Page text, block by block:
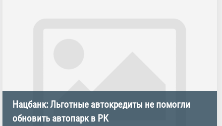
Нацбанк: Льготные автокредиты не помогли
обновить автопарк в РК